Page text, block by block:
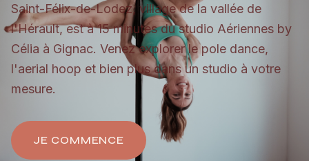
Saint-Félix-de-Lodez, village de la vallée de
l'Hérault, est à 15 minutes du studio Aériennes by
Célia à Gignac. Venez explorer le pole dance,
l'aerial hoop et bien plus dans un studio à votre
mesure.
JE COMMENCE